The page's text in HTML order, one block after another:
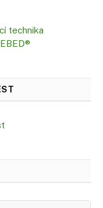
technika